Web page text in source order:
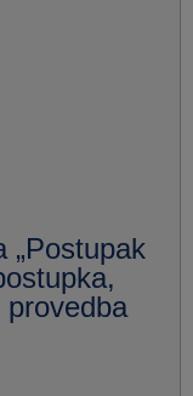
„Postupak